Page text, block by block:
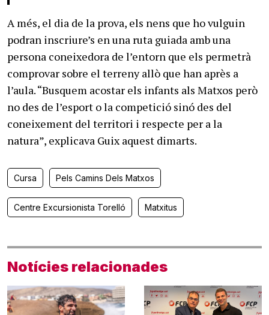
A més, el dia de la prova, els nens que ho vulguin
podran inscriure’s en una ruta guiada amb una
persona coneixedora de l’entorn que els permetrà
comprovar sobre el terreny allò que han après a
l’aula. “Busquem acostar els infants als Matxos però
no des de l’esport o la competició sinó des del
coneixement del territori i respecte per a la
natura”, explicava Guix aquest dimarts.
Cursa Pels Camins Dels Matxos
Centre Excursionista Torelló Matxitus
Notícies relacionades